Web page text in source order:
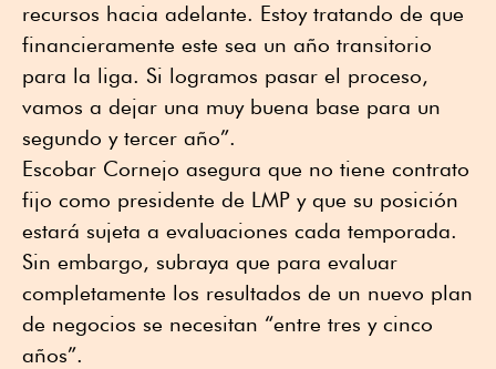
recursos hacia adelante. Estoy tratando de que
financieramente este sea un año transitorio
para la liga. Si logramos pasar el proceso,
vamos a dejar una muy buena base para un
segundo y tercer año”.
Escobar Cornejo asegura que no tiene contrato
fijo como presidente de LMP y que su posición
estará sujeta a evaluaciones cada temporada.
Sin embargo, subraya que para evaluar
completamente los resultados de un nuevo plan
de negocios se necesitan “entre tres y cinco
años”.